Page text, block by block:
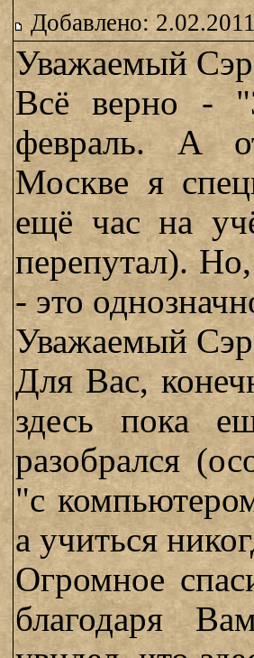
Добавлено:
Уважаемый
Всё верно -
февраль. А
Москве я
ещё час на
перепутал).
- это
Уважаемый
Для Вас,
здесь пока
разобрался
"с
а учиться
Огромное
благодаря